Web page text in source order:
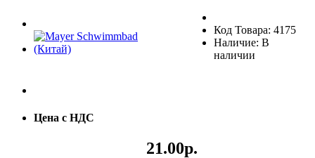
Код Товара: 4175
Наличие: В
наличии
Цена с НДС
21.00р.